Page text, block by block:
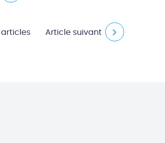
articles Article suivant